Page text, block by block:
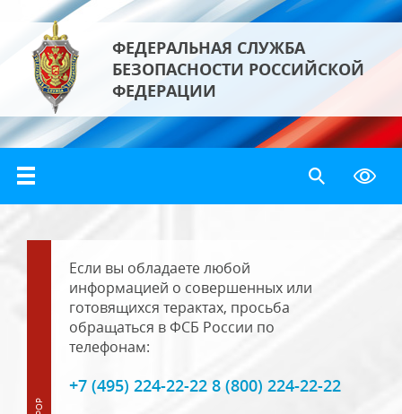
ФЕДЕРАЛЬНАЯ СЛУЖБА
БЕЗОПАСНОСТИ РОССИЙСКОЙ
ФЕДЕРАЦИИ
Если вы обладаете любой
информацией о совершенных или
готовящихся терактах, просьба
обращаться в ФСБ России по
телефонам:
+7 (495) 224-22-22 8 (800) 224-22-22